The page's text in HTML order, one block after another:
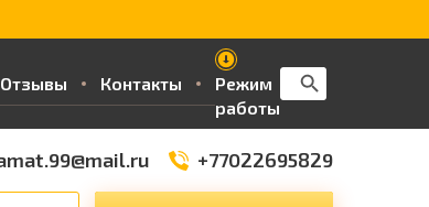
Отзывы Контакты
Режим
работы
Search
for:
Search Button
+77022695829